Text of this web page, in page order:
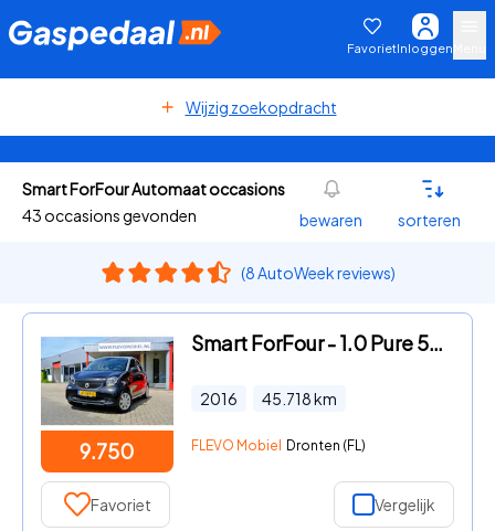
FavorietInloggen
Wijzig zoekopdracht
Smart ForFour Automaat occasions
43 occasions gevonden
bewaren sorteren
(8 AutoWeek reviews)
9.750
Smart ForFour - 1.0 Pure 5-drs Aut. *45.818km!* Clima|Cruise
2016 45.718km
FLEVO Mobiel Dronten (FL)
Favoriet Vergelijk